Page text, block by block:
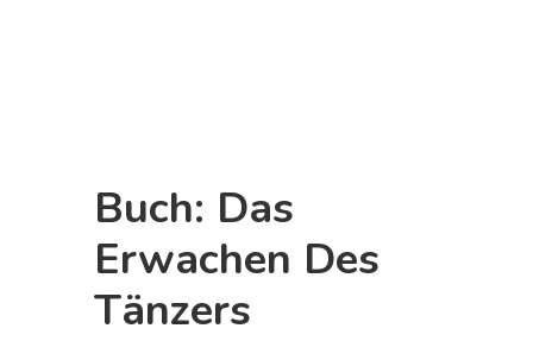
Buch: Das
Erwachen Des
Tänzers